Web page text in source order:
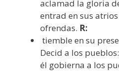
aclamad la gloria
entrad en sus
ofrendas. R:
tiemble en su
Decid a los
él gobierna a los